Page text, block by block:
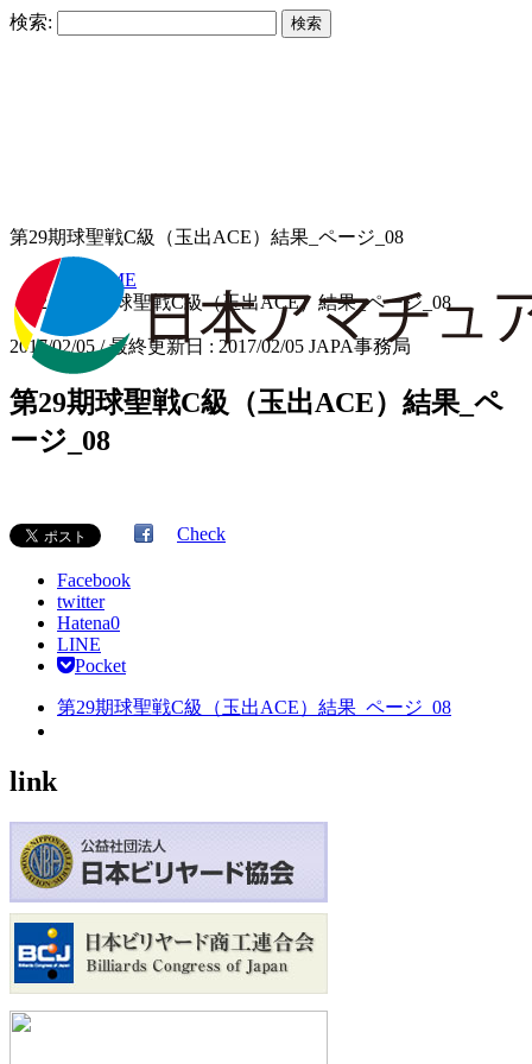
検索:
第29期球聖戦C級（玉出ACE）結果_ページ_08
HOME
第29期球聖戦C級（玉出ACE）結果_ページ_08
2017/02/05 / 最終更新日 : 2017/02/05 JAPA事務局
第29期球聖戦C級（玉出ACE）結果_ペ
ージ_08
Check
Facebook
twitter
Hatena0
LINE
Pocket
第29期球聖戦C級（玉出ACE）結果_ページ_08
link